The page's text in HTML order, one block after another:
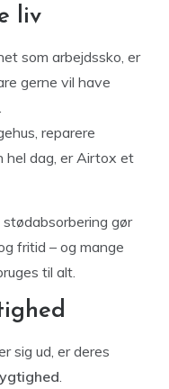
liv
som arbejdssko, er
gerne vil have
reparere
hel dag, er Airtox et
gør
fritid – og mange
til alt.
sig ud, er deres